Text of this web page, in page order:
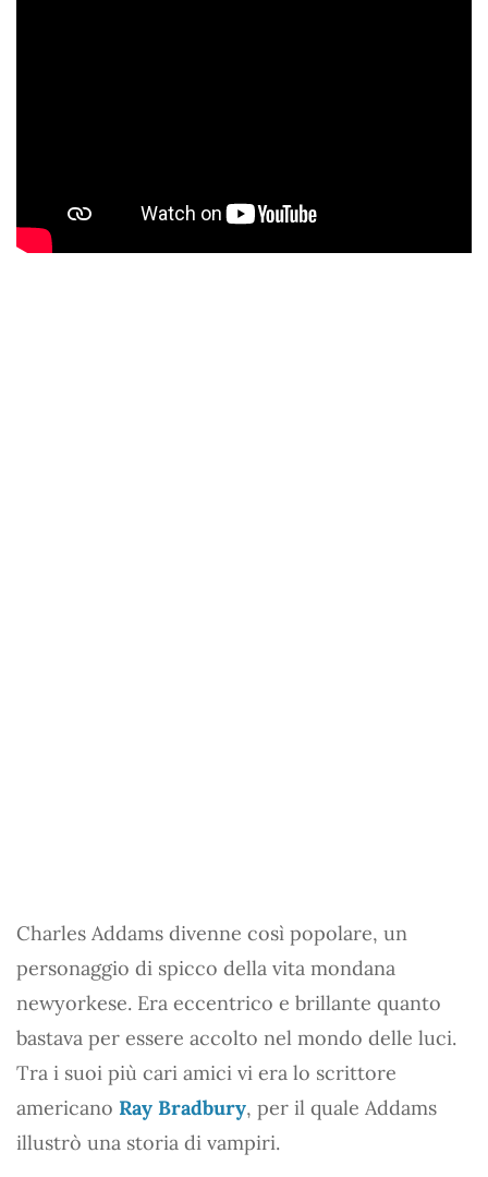
Charles Addams divenne così popolare, un
personaggio di spicco della vita mondana
newyorkese. Era eccentrico e brillante quanto
bastava per essere accolto nel mondo delle luci.
Tra i suoi più cari amici vi era lo scrittore
americano Ray Bradbury, per il quale Addams
illustrò una storia di vampiri.